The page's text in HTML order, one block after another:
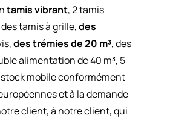
tamis vibrant, 2 tamis
tamis à grille,des
des trémies de 20 m³, des
alimentation de 40 m³, 5
mobile conformément
et à la demande
client, à notre client, qui